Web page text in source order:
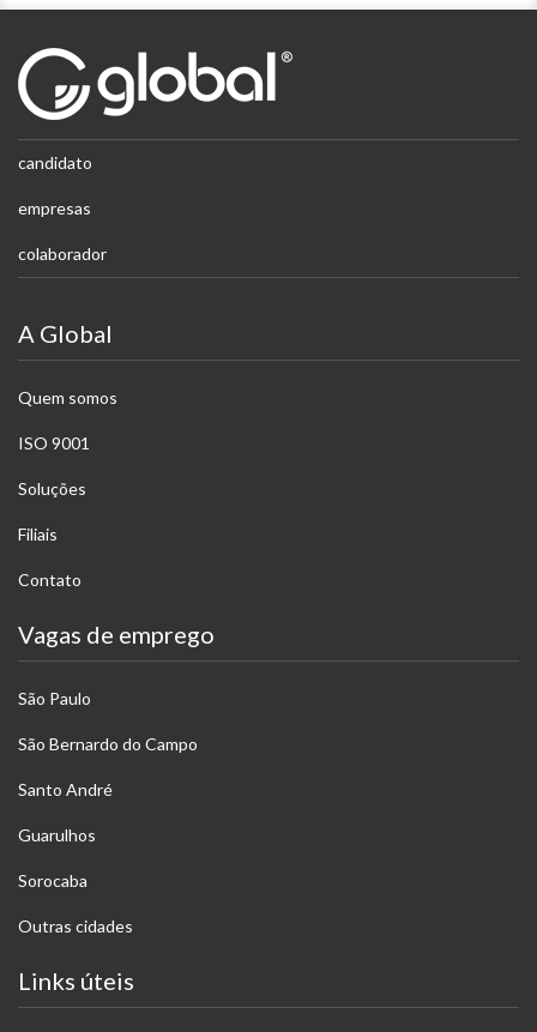
candidato
empresas
colaborador
A Global
Quem somos
ISO 9001
Soluções
Filiais
Contato
Vagas de emprego
São Paulo
São Bernardo do Campo
Santo André
Guarulhos
Sorocaba
Outras cidades
Links úteis